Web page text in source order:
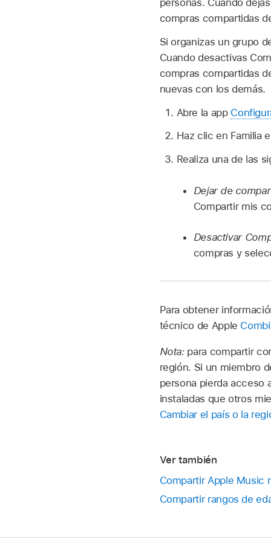
personas. Cuando
compras compartidas
Si organizas un grupo
Cuando desactivas
compras compartidas
nuevas con los demás.
Abre la app
Haz clic en Familia
Realiza una de las
Dejar de
Compartir mis
Desactivar
compras y
Para obtener
técnico de Apple
Nota: para compartir
región. Si un miembro
persona pierda acceso
instaladas que otros
Cambiar el país o la
Ver también
Compartir Apple Music
Compartir rangos de